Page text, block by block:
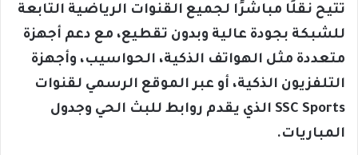
تتيح نقلًا مباشرًا لجميع القنوات الرياضية التابعة
للشبكة بجودة عالية وبدون تقطيع، مع دعم أجهزة
متعددة مثل الهواتف الذكية، الحواسيب، وأجهزة
التلفزيون الذكية، أو عبر الموقع الرسمي لقنوات
SSC Sports الذي يقدم روابط للبث الحي وجدول
المباريات.